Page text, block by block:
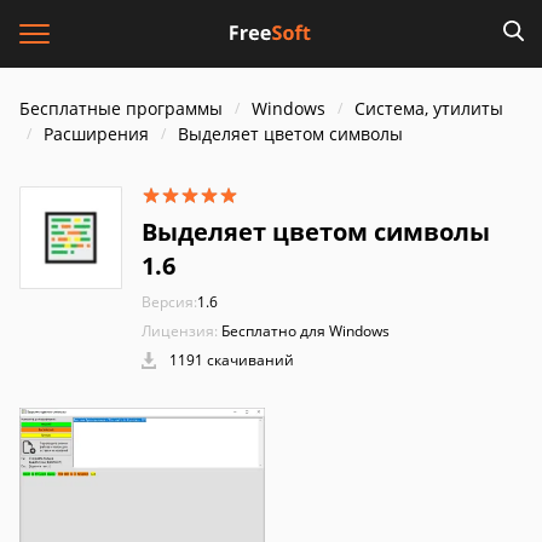
Бесплатные программы Windows
Система, утилиты
Расширения
Выделяет цветом символы
Выделяет цветом символы
1.6
Версия:1.6
Лицензия: Бесплатно для Windows
1191 скачиваний